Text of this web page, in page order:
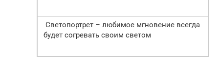
Светопортрет – любимое мгновение всегда
будет согревать своим светом